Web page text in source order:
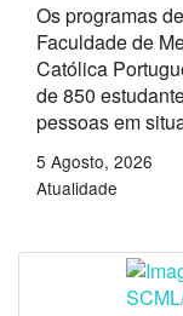
Os programas
Faculdade de
Católica
de 850
pessoas em
5 Agosto, 2026
Atualidade